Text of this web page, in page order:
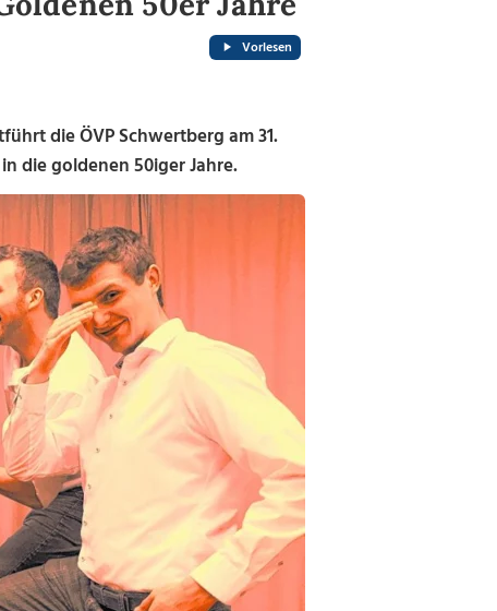
Vorlesen
die ÖVP Schwertberg am 31.
die goldenen 50iger Jahre.